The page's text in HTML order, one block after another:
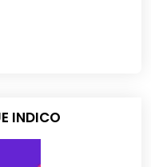
INDICO